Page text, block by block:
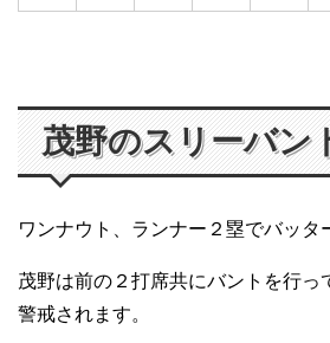
茂野のスリーバン
ワンナウト、ランナー２塁でバッタ
茂野は前の２打席共にバントを行っ
警戒されます。